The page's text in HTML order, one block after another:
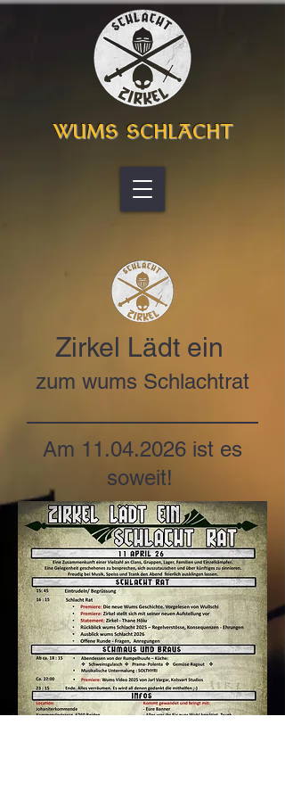
WUMS SCHLACHT
Zirkel Lädt ein
zum wums Schlachtrat
Am 11.04.2026 ist es
soweit!